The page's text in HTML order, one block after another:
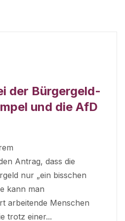
der Bürgergeld-
und die AfD
Antrag, dass die
nur „ein bisschen
kann man
arbeitende Menschen
trotz einer...